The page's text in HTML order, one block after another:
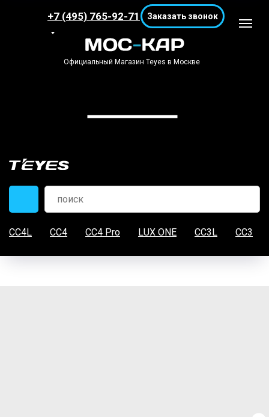
Официальный Магазин Teyes в Москве
+7 (495) 765-92-71 Заказать звонок
CC4L CC4 CC4 Pro LUX ONE CC3L CC3